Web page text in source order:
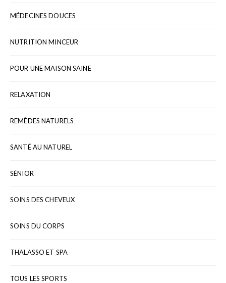
MÉDECINES DOUCES
NUTRITION MINCEUR
POUR UNE MAISON SAINE
RELAXATION
REMÈDES NATURELS
SANTÉ AU NATUREL
SÉNIOR
SOINS DES CHEVEUX
SOINS DU CORPS
THALASSO ET SPA
TOUS LES SPORTS